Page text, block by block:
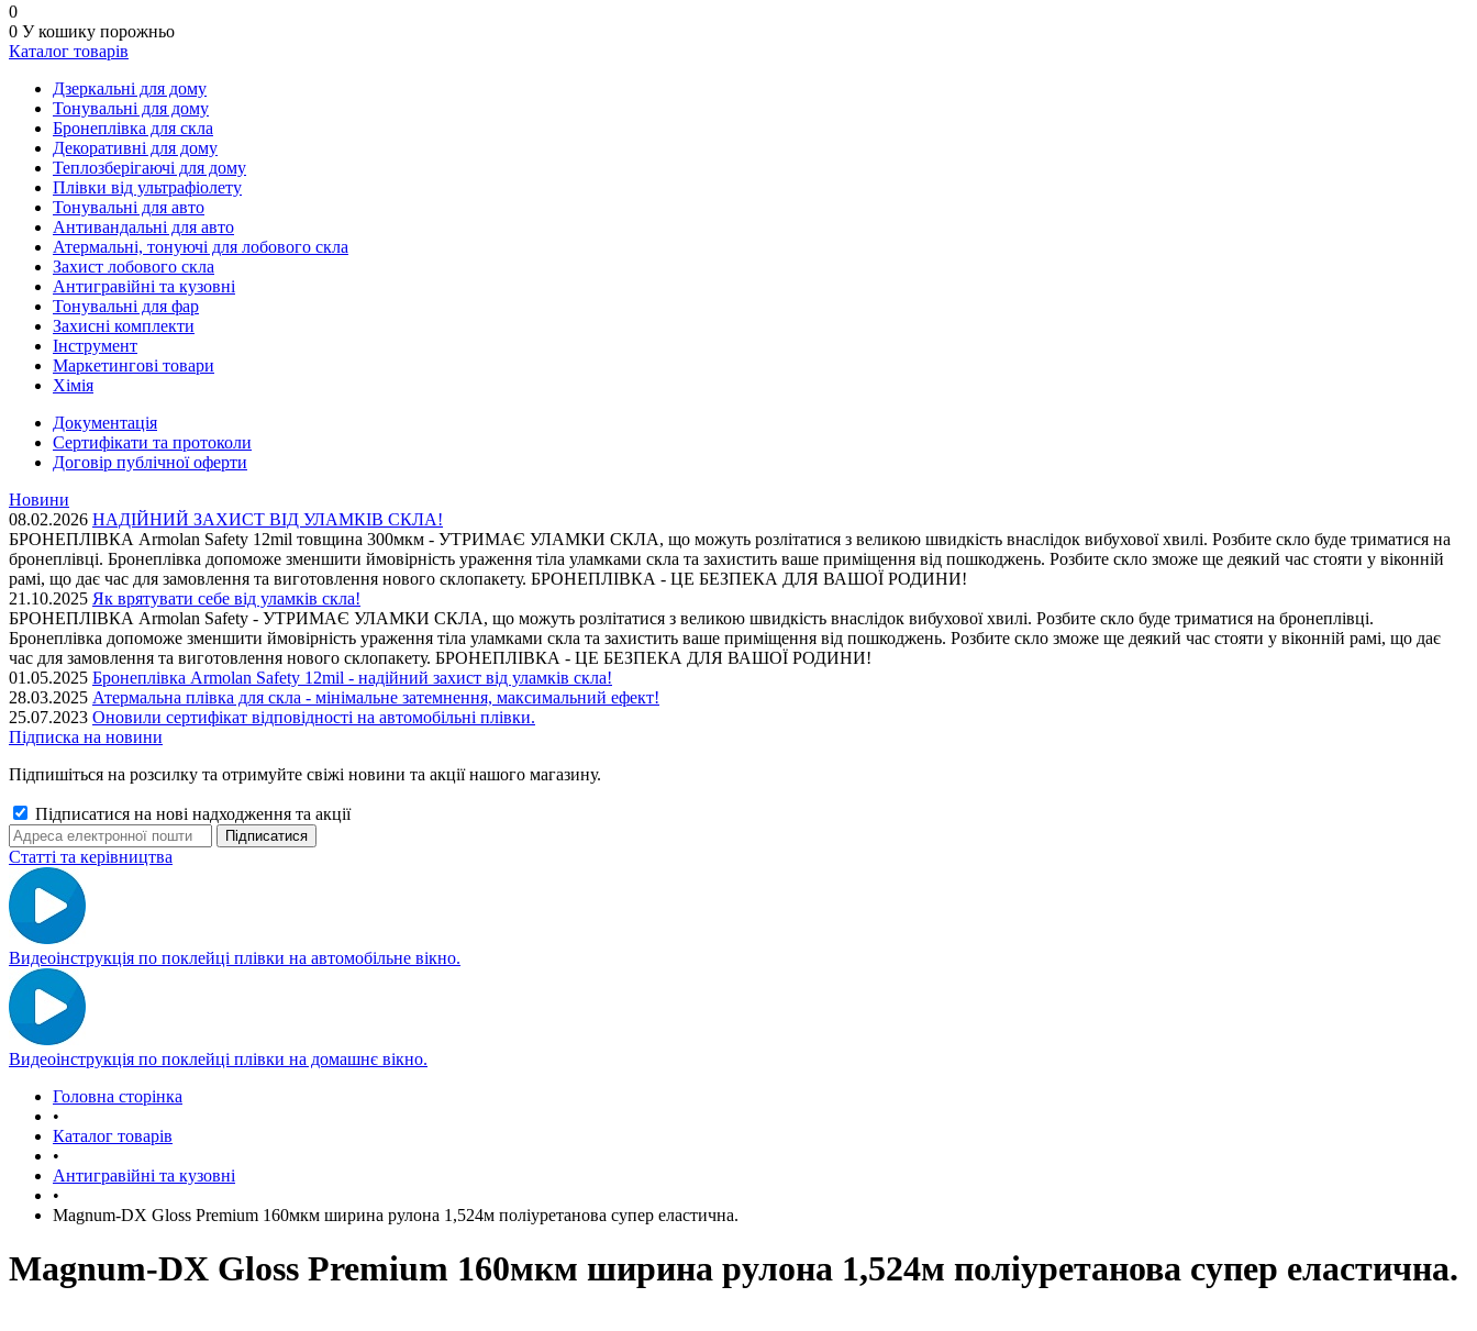
0
0 У кошику порожньо
Каталог товарів
Дзеркальні для дому
Тонувальні для дому
Бронеплівка для скла
Декоративні для дому
Теплозберігаючі для дому
Плівки від ультрафіолету
Тонувальні для авто
Антивандальні для авто
Атермальні, тонуючі для лобового скла
Захист лобового скла
Антигравійні та кузовні
Тонувальні для фар
Захисні комплекти
Інструмент
Маркетингові товари
Хімія
Документація
Сертифікати та протоколи
Договір публічної оферти
Новини
08.02.2026 НАДІЙНИЙ ЗАХИСТ ВІД УЛАМКІВ СКЛА!
БРОНЕПЛІВКА Armolan Safety 12mil товщина 300мкм - УТРИМАЄ УЛАМКИ СКЛА, що можуть розлітатися з великою швидкість внаслідок вибухової хвилі. Розбите скло буде триматися на
бронеплівці. Бронеплівка допоможе зменшити ймовірність ураження тіла уламками скла та захистить ваше приміщення від пошкоджень. Розбите скло зможе ще деякий час стояти у віконній
рамі, що дає час для замовлення та виготовлення нового склопакету. БРОНЕПЛІВКА - ЦЕ БЕЗПЕКА ДЛЯ ВАШОЇ РОДИНИ!
21.10.2025 Як врятувати себе від уламків скла!
БРОНЕПЛІВКА Armolan Safety - УТРИМАЄ УЛАМКИ СКЛА, що можуть розлітатися з великою швидкість внаслідок вибухової хвилі. Розбите скло буде триматися на бронеплівці.
Бронеплівка допоможе зменшити ймовірність ураження тіла уламками скла та захистить ваше приміщення від пошкоджень. Розбите скло зможе ще деякий час стояти у віконній рамі, що дає
час для замовлення та виготовлення нового склопакету. БРОНЕПЛІВКА - ЦЕ БЕЗПЕКА ДЛЯ ВАШОЇ РОДИНИ!
01.05.2025 Бронеплівка Armolan Safety 12mil - надійний захист від уламків скла!
28.03.2025 Атермальна плівка для скла - мінімальне затемнення, максимальний ефект!
25.07.2023 Оновили сертифікат відповідності на автомобільні плівки.
Підписка на новини
Підпишіться на розсилку та отримуйте свіжі новини та акції нашого магазину.
Підписатися на нові надходження та акції
Статті та керівництва
Видеоінструкція по поклейці плівки на автомобільне вікно.
Видеоінструкція по поклейці плівки на домашнє вікно.
Головна сторінка
•
Каталог товарів
•
Антигравійні та кузовні
•
Magnum-DX Gloss Premium 160мкм ширина рулона 1,524м поліуретанова супер еластична.
Magnum-DX Gloss Premium 160мкм ширина рулона 1,524м поліуретанова супер еластична.